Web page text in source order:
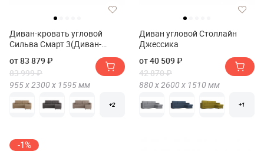
Диван-кровать угловой
Сильва Смарт 3(Диван-
кровать угловой Сильва
SMART 3)
от 83 879 ₽
83 999 ₽
955 х2300 х 1595мм
+2
Диван угловой Столлайн
Джессика
от 40 509 ₽
42 870 ₽
880 х2600 х 1510 мм
+1
-1%